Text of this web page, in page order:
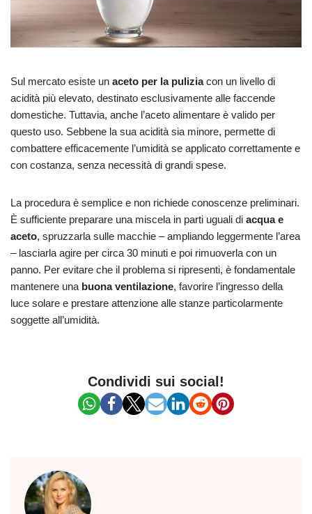
Sul mercato esiste un aceto per la puliziacon un livello di
acidità più elevato, destinato esclusivamente alle faccende
domestiche. Tuttavia, anche l’aceto alimentare è valido per
questo uso. Sebbene la sua acidità sia minore, permette di
combattere efficacemente l’umidità se applicato correttamente e
con costanza, senza necessità di grandi spese.
La procedura è semplice e non richiede conoscenze preliminari.
È sufficiente preparare una miscela in parti uguali di acqua e
aceto, spruzzarla sulle macchie – ampliando leggermente l’area
– lasciarla agire per circa 30 minuti e poi rimuoverla con un
panno. Per evitare che il problema si ripresenti, è fondamentale
mantenere una buona ventilazione, favorire l’ingresso della
luce solare e prestare attenzione alle stanze particolarmente
soggette all’umidità.
Condividi sui social!